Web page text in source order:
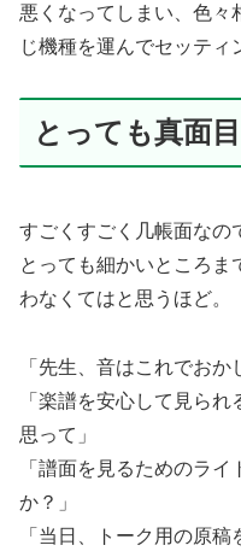
悪くなってしまい、色々
じ機種を運んでセッティ
とっても真面
すごくすごく几帳面なの
とっても細かいところま
わなくてはと思うほど。
「先生、音はこれでおか
「楽譜を安心して見ら
思って」
「譜面を見るためのラ
か？」
「当日、トーク用の原